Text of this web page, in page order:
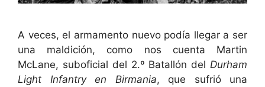
A veces, el armamento nuevo podía llegar a ser
una maldición, como nos cuenta Martin
McLane, suboficial del 2.º Batallón del Durham
Light Infantry en Birmania, que sufrió una